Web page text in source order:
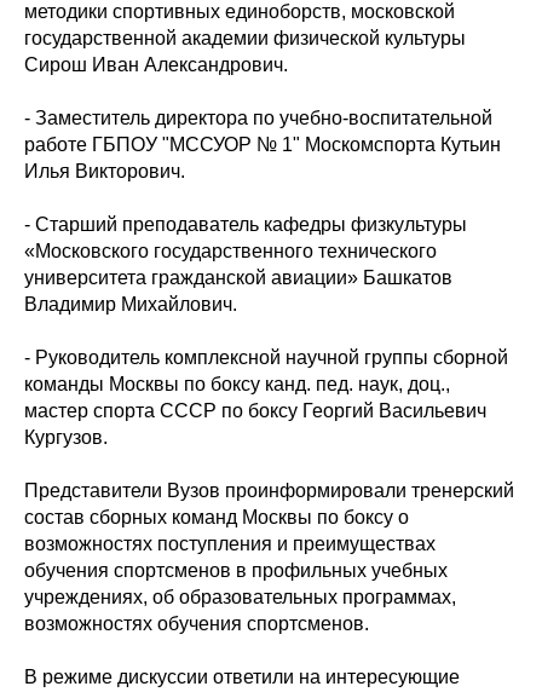
методики спортивных единоборств, московской
государственной академии физической культуры
Сирош Иван Александрович.
- Заместитель директора по учебно-воспитательной
работе ГБПОУ "МССУОР № 1" Москомспорта Кутьин
Илья Викторович.
- Старший преподаватель кафедры физкультуры
«Московского государственного технического
университета гражданской авиации» Башкатов
Владимир Михайлович.
- Руководитель комплексной научной группы сборной
команды Москвы по боксу канд. пед. наук, доц.,
мастер спорта СССР по боксу Георгий Васильевич
Кургузов.
Представители Вузов проинформировали тренерский
состав сборных команд Москвы по боксу о
возможностях поступления и преимуществах
обучения спортсменов в профильных учебных
учреждениях, об образовательных программах,
возможностях обучения спортсменов.
В режиме дискуссии ответили на интересующие